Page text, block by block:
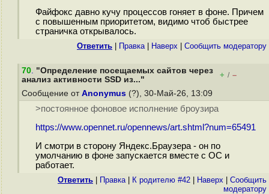
Файфокс давно кучу процессов гоняет в фоне. Причем
с повышенным приоритетом, видимо чтоб быстрее
страничка открывалось.
Ответить Правка| Наверх Cообщить модератору
70. "Определение посещаемых сайтов через
анализ активности SSD из..."
+ / –
Сообщение от Anonymus (?), 30-Май-26, 13:09
>постоянное фоновое исполнение броузира
https://www.opennet.ru/opennews/art.shtml?num=65491
И смотри в сторону Яндекс.Браузера - он по
умолчанию в фоне запускается вместе с ОС и
работает.
Ответить Правка| К родителю #42 Наверх
Cообщить
модератору